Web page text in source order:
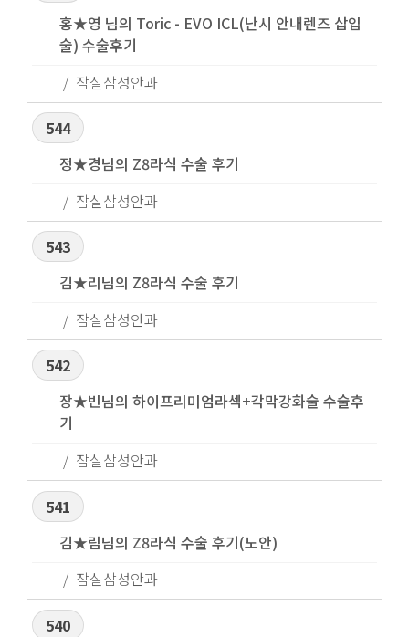
홍★영 님의 Toric - EVO ICL(난시 안내렌즈 삽입
술) 수술후기
잠실삼성안과
544
정★경님의 Z8라식 수술 후기
잠실삼성안과
543
김★리님의 Z8라식 수술 후기
잠실삼성안과
542
장★빈님의 하이프리미엄라섹+각막강화술 수술후
기
잠실삼성안과
541
김★림님의 Z8라식 수술 후기(노안)
잠실삼성안과
540